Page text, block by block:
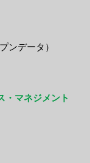
ンデータ）
・マネジメント